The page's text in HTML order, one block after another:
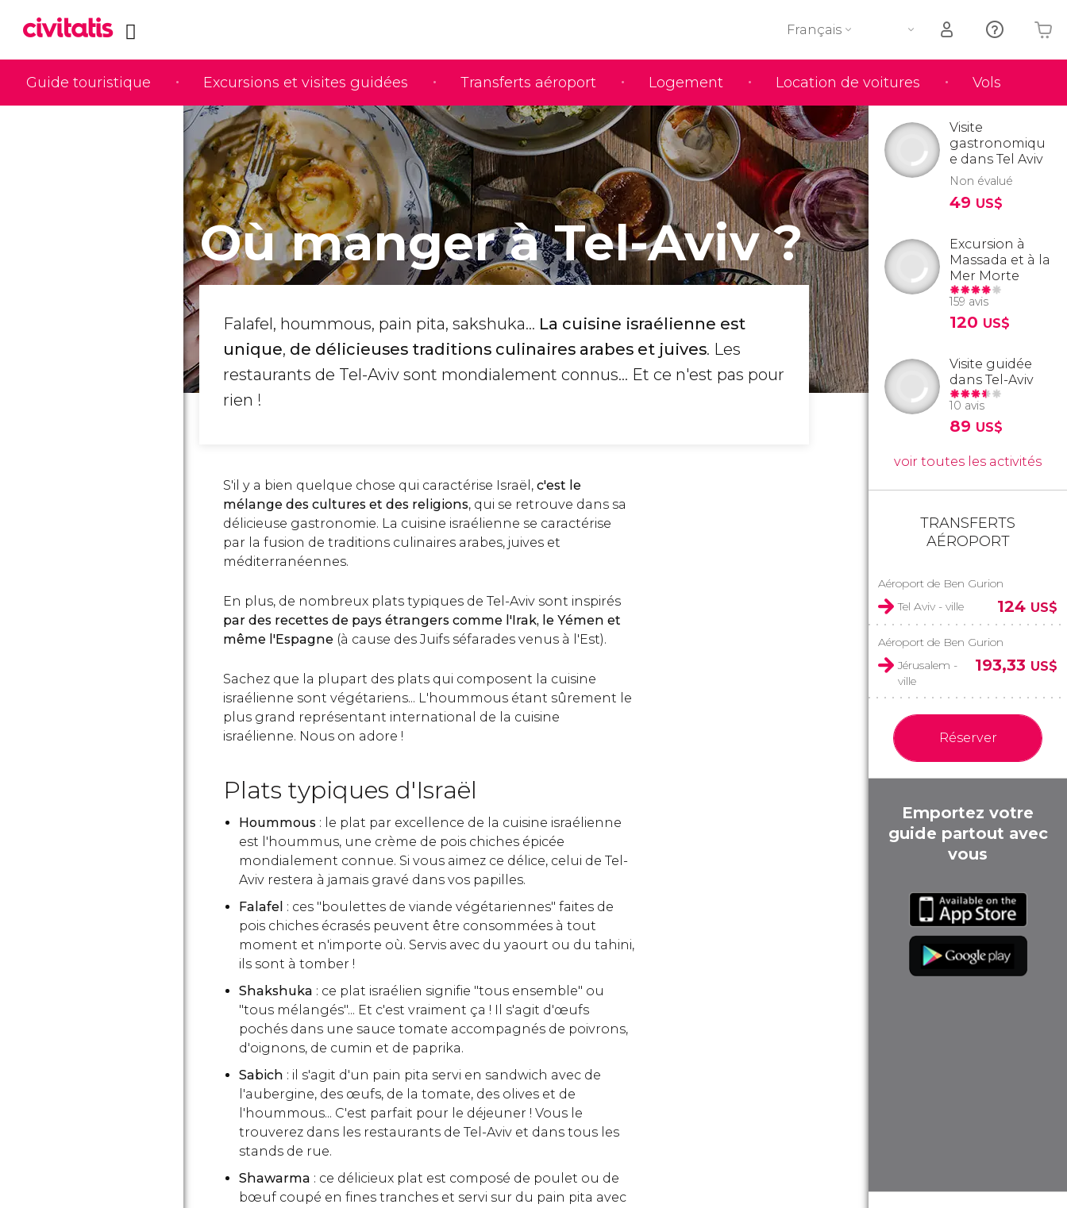
Guide touristique Excursions et visites guidées Transferts aéroport Logement Location de voitures Vols
Français
Votre panier est vide
Où manger à Tel-Aviv ?
Falafel, hoummous, pain pita, sakshuka... La cuisine israélienne est
unique, de délicieuses traditions culinaires arabes et juives. Les
restaurants de Tel-Aviv sont mondialement connus... Et ce n'est pas pour
rien !
S'il y a bien quelque chose qui caractérise Israël, c'est le
mélange des cultures et des religions, qui se retrouve dans sa
délicieuse gastronomie. La cuisine israélienne se caractérise
par la fusion de traditions culinaires arabes, juives et
méditerranéennes.
En plus, de nombreux plats typiques de Tel-Aviv sont inspirés
par des recettes de pays étrangers comme l'Irak, le Yémen et
même l'Espagne (à cause des Juifs séfarades venus à l'Est).
Sachez que la plupart des plats qui composent la cuisine
israélienne sont végétariens... L'hoummous étant sûrement le
plus grand représentant international de la cuisine
israélienne. Nous on adore !
Plats typiques d'Israël
Hoummous : le plat par excellence de la cuisine israélienne
est l'hoummus, une crème de pois chiches épicée
mondialement connue. Si vous aimez ce délice, celui de Tel-
Aviv restera à jamais gravé dans vos papilles.
Falafel : ces "boulettes de viande végétariennes" faites de
pois chiches écrasés peuvent être consommées à tout
moment et n'importe où. Servis avec du yaourt ou du tahini,
ils sont à tomber !
Shakshuka : ce plat israélien signifie "tous ensemble" ou
"tous mélangés"... Et c'est vraiment ça ! Il s'agit d'œufs
pochés dans une sauce tomate accompagnés de poivrons,
d'oignons, de cumin et de paprika.
Sabich : il s'agit d'un pain pita servi en sandwich avec de
l'aubergine, des œufs, de la tomate, des olives et de
l'hoummous... C'est parfait pour le déjeuner ! Vous le
trouverez dans les restaurants de Tel-Aviv et dans tous les
stands de rue.
Shawarma : ce délicieux plat est composé de poulet ou de
bœuf coupé en fines tranches et servi sur du pain pita avec
Visite
gastronomiqu
e dans Tel Aviv
Non évalué
49 US$
Excursion à
Massada et à la
Mer Morte
159 avis
120 US$
Visite guidée
dans Tel-Aviv
10 avis
89 US$
voir toutes les activités
TRANSFERTS
AÉROPORT
Aéroport de Ben Gurion
Tel Aviv - ville
124 US$
Aéroport de Ben Gurion
Jérusalem -
ville
193,33 US$
Réserver
Emportez votre
guide partout avec
vous